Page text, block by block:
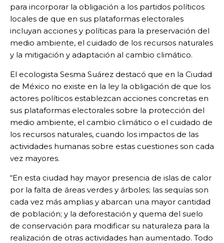
para incorporar la obligación a los partidos políticos
locales de que en sus plataformas electorales
incluyan acciones y políticas para la preservación del
medio ambiente, el cuidado de los recursos naturales
y la mitigación y adaptación al cambio climático.
El ecologista Sesma Suárez destacó que en la Ciudad
de México no existe en la ley la obligación de que los
actores políticos establezcan acciones concretas en
sus plataformas electorales sobre la protección del
medio ambiente, el cambio climático o el cuidado de
los recursos naturales, cuando los impactos de las
actividades humanas sobre estas cuestiones son cada
vez mayores.
“En esta ciudad hay mayor presencia de islas de calor
por la falta de áreas verdes y árboles; las sequías son
cada vez más amplias y abarcan una mayor cantidad
de población; y la deforestación y quema del suelo
de conservación para modificar su naturaleza para la
realización de otras actividades han aumentado. Todo